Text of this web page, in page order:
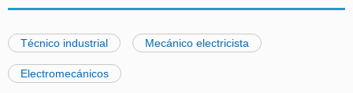
Técnico industrial Mecánico electricista
Electromecánicos